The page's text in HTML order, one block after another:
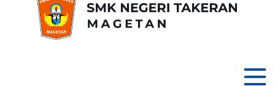
Situs Resmi SMKN Takeran